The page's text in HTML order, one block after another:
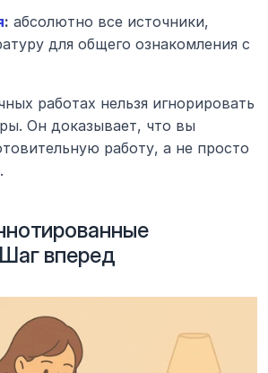
: абсолютно все источники,
для общего ознакомления с
работах нельзя игнорировать
Он доказывает, что вы
работу, а не просто
вперед